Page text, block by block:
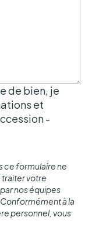
de bien, je
et
-
ce formulaire ne
traiter votre
nos équipes
à la
personnel, vous